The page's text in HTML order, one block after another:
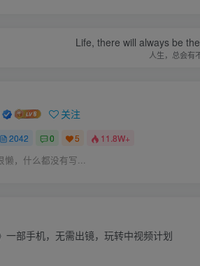
Life, there will always be
人生，总会有
关注
2042 0 5 11.8W+
懒，什么都没有写...
一部手机，无需出镜，玩转中视频计划